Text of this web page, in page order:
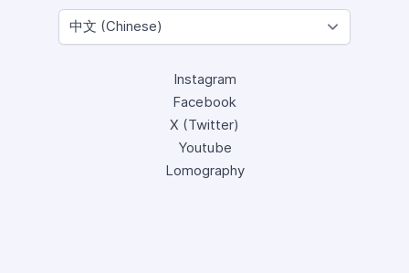
Instagram
Facebook
X (Twitter)
Youtube
Lomography